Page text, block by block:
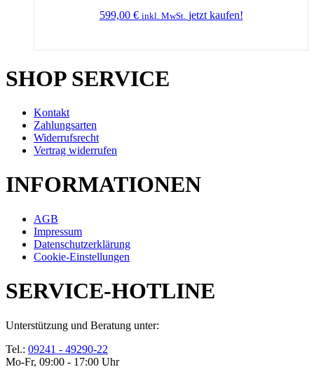
599,00 € inkl. MwSt. jetzt kaufen!
SHOP SERVICE
Kontakt
Zahlungsarten
Widerrufsrecht
Vertrag widerrufen
INFORMATIONEN
AGB
Impressum
Datenschutzerklärung
Cookie-Einstellungen
SERVICE-HOTLINE
Unterstützung und Beratung unter:
Tel.: 09241 - 49290-22
Mo-Fr, 09:00 - 17:00 Uhr